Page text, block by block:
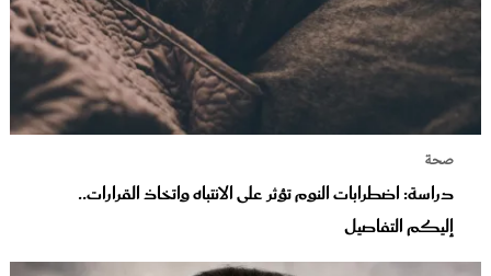
صحة
دراسة: اضطرابات النوم تؤثر على الانتباه واتخاذ القرارات..
إليكم التفاصيل